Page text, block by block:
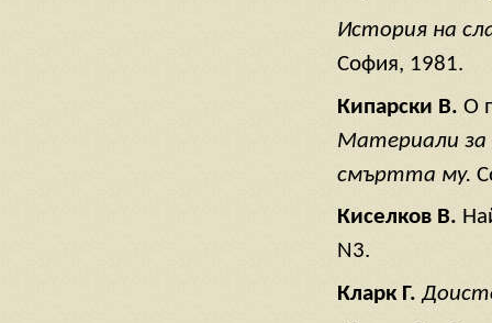
История на
София, 1981.
Кипарски В. О
Материали за
смъртта му.
Киселков В.
N3.
Кларк Г.